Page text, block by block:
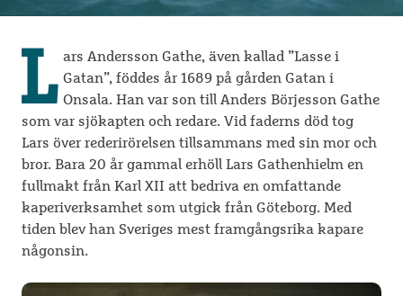
L ars Andersson Gathe, även kallad ”Lasse i
Gatan”, föddes år 1689 på gården Gatan i
Onsala. Han var son till Anders Börjesson Gathe
som var sjökapten och redare. Vid faderns död tog
Lars över rederirörelsen tillsammans med sin mor och
bror. Bara 20 år gammal erhöll Lars Gathenhielm en
fullmakt från Karl XII att bedriva en omfattande
kaperiverksamhet som utgick från Göteborg. Med
tiden blev han Sveriges mest framgångsrika kapare
någonsin.